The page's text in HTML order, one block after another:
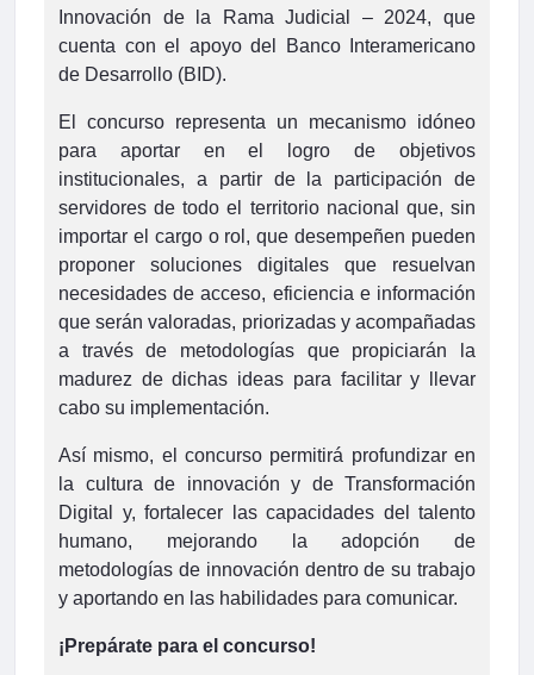
Innovación de la Rama Judicial – 2024, que
cuenta con el apoyo del Banco Interamericano
de Desarrollo (BID).
El concurso representa un mecanismo idóneo
para aportar en el logro de objetivos
institucionales, a partir de la participación de
servidores de todo el territorio nacional que, sin
importar el cargo o rol, que desempeñen pueden
proponer soluciones digitales que resuelvan
necesidades de acceso, eficiencia e información
que serán valoradas, priorizadas y acompañadas
a través de metodologías que propiciarán la
madurez de dichas ideas para facilitar y llevar
cabo su implementación.
Así mismo, el concurso permitirá profundizar en
la cultura de innovación y de Transformación
Digital y, fortalecer las capacidades del talento
humano, mejorando la adopción de
metodologías de innovación dentro de su trabajo
y aportando en las habilidades para comunicar.
¡Prepárate para el concurso!